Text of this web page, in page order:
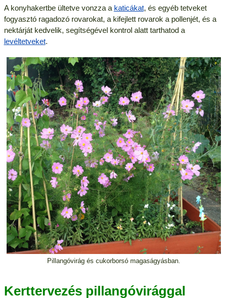
A konyhakertbe ültetve vonzza a katicákat, és egyéb tetveket
fogyasztó ragadozó rovarokat, a kifejlett rovarok a pollenjét, és a
nektárját kedvelik, segítségével kontrol alatt tarthatod a
levéltetveket.
Pillangóvirág és cukorborsó magaságyásban.
Kerttervezés pillangóvirággal